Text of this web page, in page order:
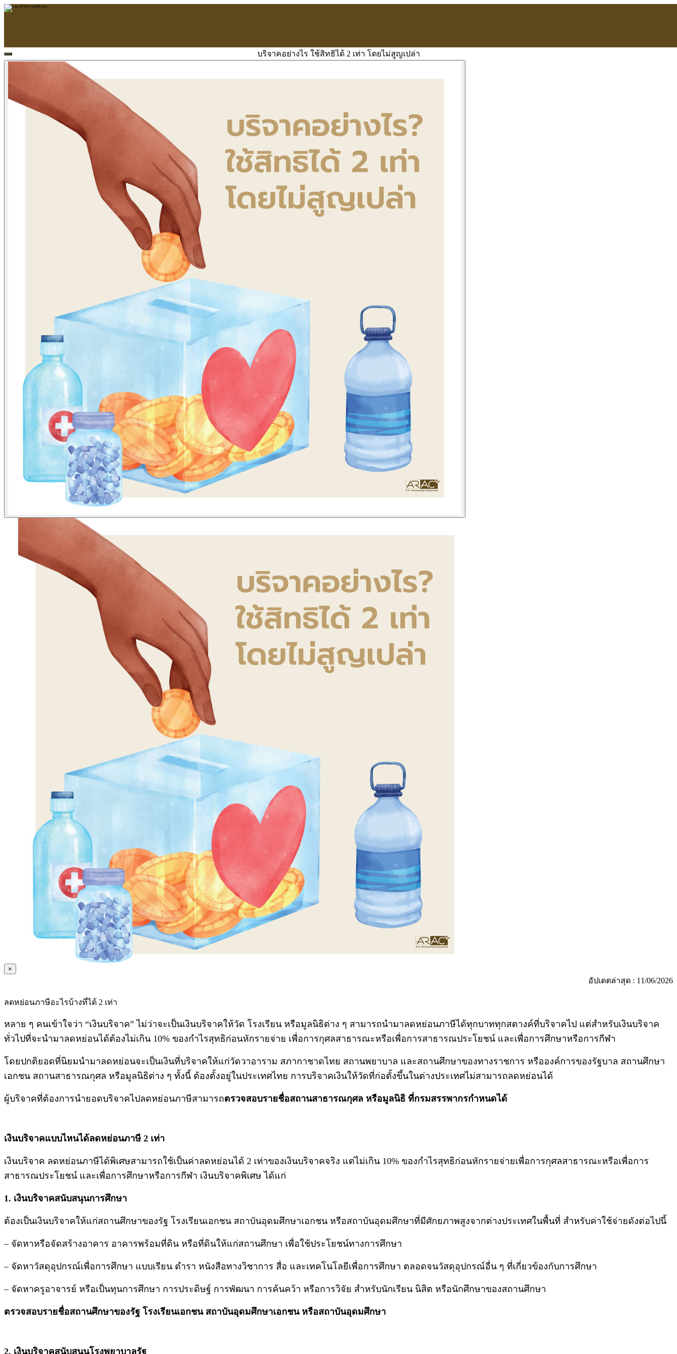
บริการ
บริการด้านใบอนุญาต
รับจัดทำบัญชี
ตรวจสอบบัญชี
บริการวางระบบบัญชี
ที่ปรึกษาวางแผนภาษีอากร
จัดทำเงินเดือน
จดทะเบียนธุรกิจ
บริจาคอย่างไร ใช้สิทธิได้ 2 เท่า โดยไม่สูญเปล่า
×
อัปเดตล่าสุด : 11/06/2026
ลดหย่อนภาษีอะไรบ้างที่ได้ 2 เท่า
หลาย ๆ คนเข้าใจว่า “เงินบริจาค” ไม่ว่าจะเป็นเงินบริจาคให้วัด โรงเรียน หรือมูลนิธิต่าง ๆ สามารถนำมาลดหย่อนภาษีได้ทุกบาททุกสตางค์ที่บริจาคไป แต่สำหรับเงินบริจาค
ทั่วไปที่จะนำมาลดหย่อนได้ต้องไม่เกิน 10% ของกำไรสุทธิก่อนหักรายจ่าย เพื่อการกุศลสาธารณะหรือเพื่อการสาธารณประโยชน์ และเพื่อการศึกษาหรือการกีฬา
โดยปกติยอดที่นิยมนำมาลดหย่อนจะเป็นเงินที่บริจาคให้แก่วัดวาอาราม สภากาชาดไทย สถานพยาบาล และสถานศึกษาของทางราชการ หรือองค์การของรัฐบาล สถานศึกษา
เอกชน สถานสาธารณกุศล หรือมูลนิธิต่าง ๆ ทั้งนี้ ต้องตั้งอยู่ในประเทศไทย การบริจาคเงินให้วัดที่ก่อตั้งขึ้นในต่างประเทศไม่สามารถลดหย่อนได้
ผู้บริจาคที่ต้องการนำยอดบริจาคไปลดหย่อนภาษีสามารถตรวจสอบรายชื่อสถานสาธารณกุศล หรือมูลนิธิ ที่กรมสรรพากรกำหนดได้
เงินบริจาคแบบไหนได้ลดหย่อนภาษี 2 เท่า
เงินบริจาค ลดหย่อนภาษีได้พิเศษสามารถใช้เป็นค่าลดหย่อนได้ 2 เท่าของเงินบริจาคจริง แต่ไม่เกิน 10% ของกำไรสุทธิก่อนหักรายจ่ายเพื่อการกุศลสาธารณะหรือเพื่อการ
สาธารณประโยชน์ และเพื่อการศึกษาหรือการกีฬา เงินบริจาคพิเศษ ได้แก่
1. เงินบริจาคสนับสนุนการศึกษา
ต้องเป็นเงินบริจาคให้แก่สถานศึกษาของรัฐ โรงเรียนเอกชน สถาบันอุดมศึกษาเอกชน หรือสถาบันอุดมศึกษาที่มีศักยภาพสูงจากต่างประเทศในพื้นที่ สำหรับค่าใช้จ่ายดังต่อไปนี้
– จัดหาหรือจัดสร้างอาคาร อาคารพร้อมที่ดิน หรือที่ดินให้แก่สถานศึกษา เพื่อใช้ประโยชน์ทางการศึกษา
– จัดหาวัสดุอุปกรณ์เพื่อการศึกษา แบบเรียน ตำรา หนังสือทางวิชาการ สื่อ และเทคโนโลยีเพื่อการศึกษา ตลอดจนวัสดุอุปกรณ์อื่น ๆ ที่เกี่ยวข้องกับการศึกษา
– จัดหาครูอาจารย์ หรือเป็นทุนการศึกษา การประดิษฐ์ การพัฒนา การค้นคว้า หรือการวิจัย สำหรับนักเรียน นิสิต หรือนักศึกษาของสถานศึกษา
ตรวจสอบรายชื่อสถานศึกษาของรัฐ โรงเรียนเอกชน สถาบันอุดมศึกษาเอกชน หรือสถาบันอุดมศึกษา
2. เงินบริจาคสนับสนุนโรงพยาบาลรัฐ